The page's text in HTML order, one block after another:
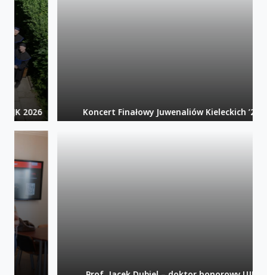
Koncert Finałowy Juwenaliów Kieleckich ’26